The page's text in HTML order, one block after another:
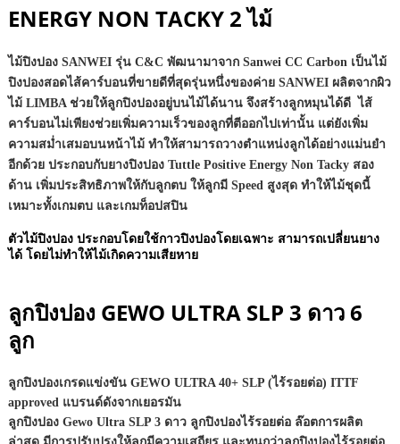
ENERGY NON TACKY 2 ไม้
ไม้ปิงปอง SANWEI รุ่น C&C พัฒนามาจาก Sanwei CC Carbon เป็นไม้
ปิงปองสอดไส้คาร์บอนที่ขายดีที่สุดรุ่นหนึ่งของค่าย SANWEI ผลิตจากผิว
ไม้ LIMBA ช่วยให้ลูกปิงปองอยู่บนไม้ได้นาน จึงสร้างลูกหมุนได้ดี ไส้
คาร์บอนไม่เพียงช่วยเพิ่มความเร็วของลูกที่ตีออกไปเท่านั้น แต่ยังเพิ่ม
ความสม่ำเสมอบนหน้าไม้ ทำให้สามารถวางตำแหน่งลูกได้อย่างแม่นยำ
อีกด้วย ประกอบกับยางปิงปอง Tuttle Positive Energy Non Tacky สอง
ด้าน เพิ่มประสิทธิภาพให้กับลูกตบ ให้ลูกมี Speed สูงสุด ทำให้ไม้ชุดนี้
เหมาะทั้งเกมตบ และเกมท็อปสปิน
ตัวไม้ปิงปอง ประกอบโดยใช้กาวปิงปองโดยเฉพาะ สามารถเปลี่ยนยาง
ได้ โดยไม่ทำให้ไม้เกิดความเสียหาย
ลูกปิงปอง GEWO ULTRA SLP 3 ดาว 6
ลูก
ลูกปิงปองเกรดแข่งขัน GEWO ULTRA 40+ SLP (ไร้รอยต่อ) ITTF
approved แบรนด์ดังจากเยอรมัน
ลูกปิงปอง Gewo Ultra SLP 3 ดาว ลูกปิงปองไร้รอยต่อ ล๊อตการผลิต